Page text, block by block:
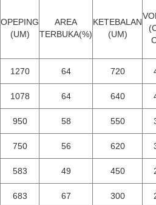
OPEPING
(UM)
AREA
TERBUKA(%)
KETEBALAN
(UM)
1270 64 720
1078 64 640
950 58 550
750 56 620
583 49 450
683 67 300